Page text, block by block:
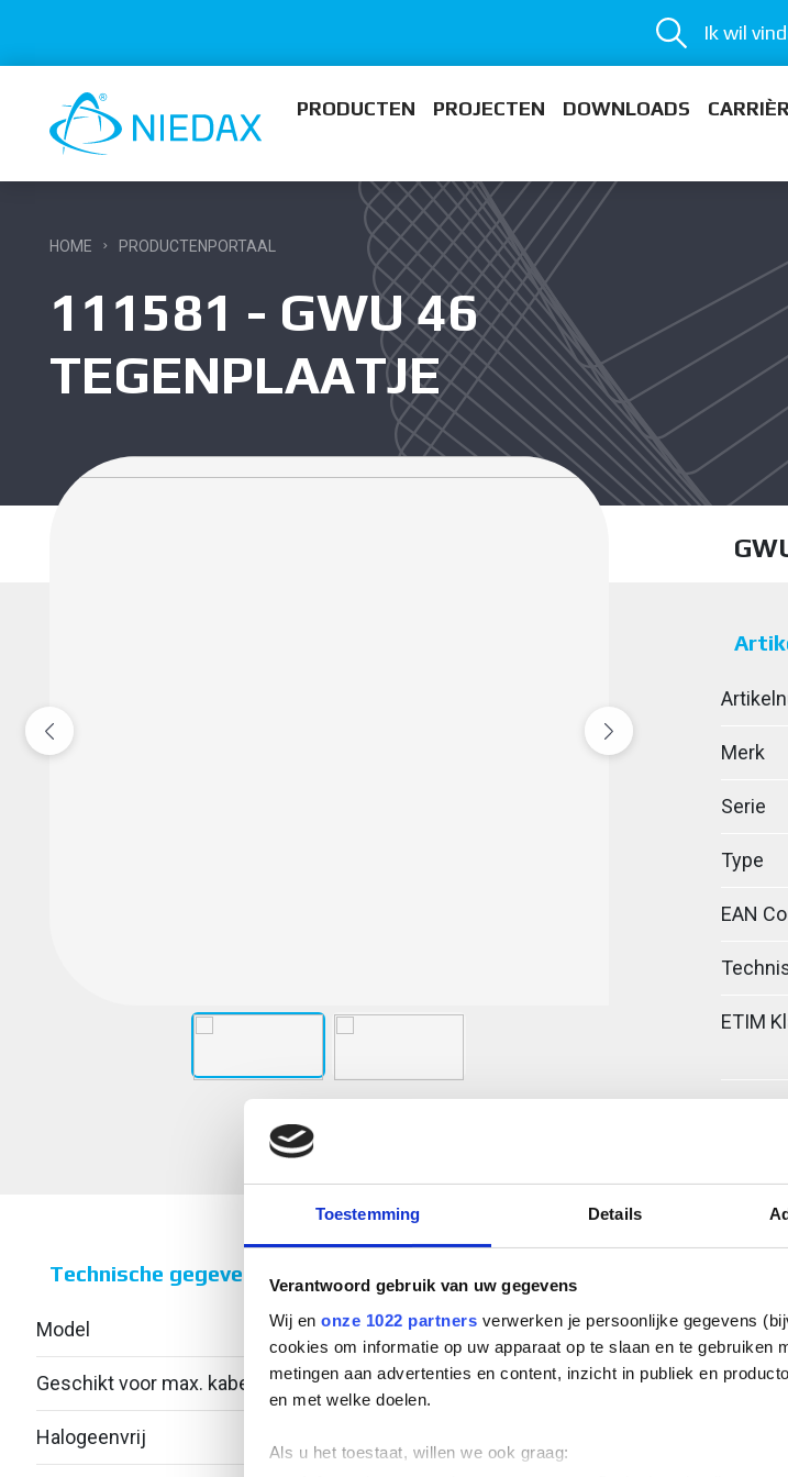
Toestemming Details
Verantwoord gebruik van uw gegevens
Wij en onze 1022 partners verwerken je persoonlijke gegevens
cookies om informatie op uw apparaat op te slaan en te gebruiken
metingen aan advertenties en content, inzicht in publiek en
en met welke doelen.
Als u het toestaat, willen we ook graag:
Ik wil
PRODUCTEN PROJECTEN DOWNLOADS
HOME PRODUCTENPORTAAL
111581 - GWU 46
TEGENPLAATJE
Merk
Serie
Type
EAN
ETIM
Technische gegevens
Model Contra-fixeerplaatje
Geschikt voor max. kabeldiameter 46
Halogeenvrij